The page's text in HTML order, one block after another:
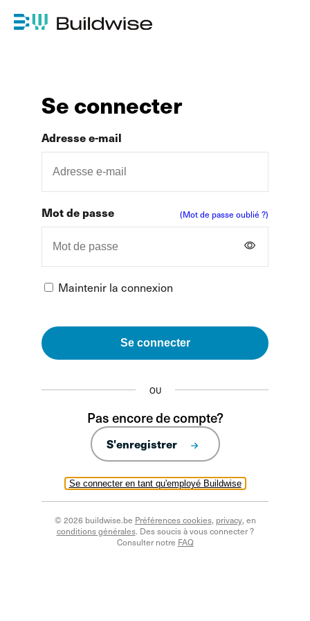
Se connecter
Se connecter en tant qu'employé Buildwise
Adresse e-mail
Mot de passe (Mot de passe oublié ?)
Maintenir la connexion
Se connecter
OU
Pas encore de compte?
S'enregistrer
© 2026 buildwise.be Préférences cookies, privacy, en
conditions générales. Des soucis à vous connecter ?
Consulter notre FAQ